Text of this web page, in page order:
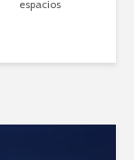
espacios